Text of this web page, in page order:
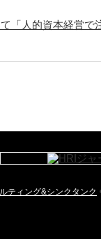
「人的資本経営
ティング&シンクタンク